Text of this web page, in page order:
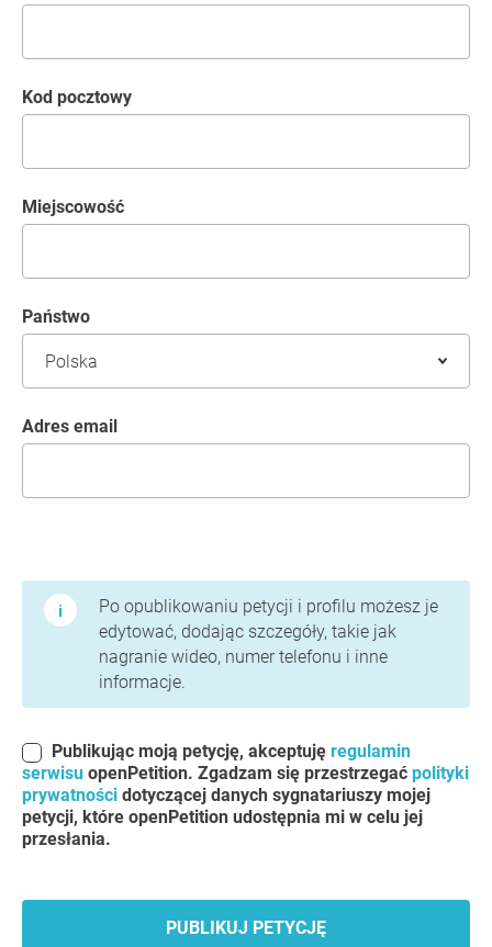
kod pocztowy
Miejscowość
Państwo
Adres email
Po opublikowaniu petycji i profilu możesz je
edytować, dodając szczegóły, takie jak
nagranie wideo, numer telefonu i inne
informacje.
Publikując moją petycję, akceptuję regulamin
serwisu openPetition. Zgadzam się przestrzegać polityki
prywatności dotyczącej danych sygnatariuszy mojej
petycji, które openPetition udostępnia mi w celu jej
przesłania.
PUBLIKUJ PETYCJĘ